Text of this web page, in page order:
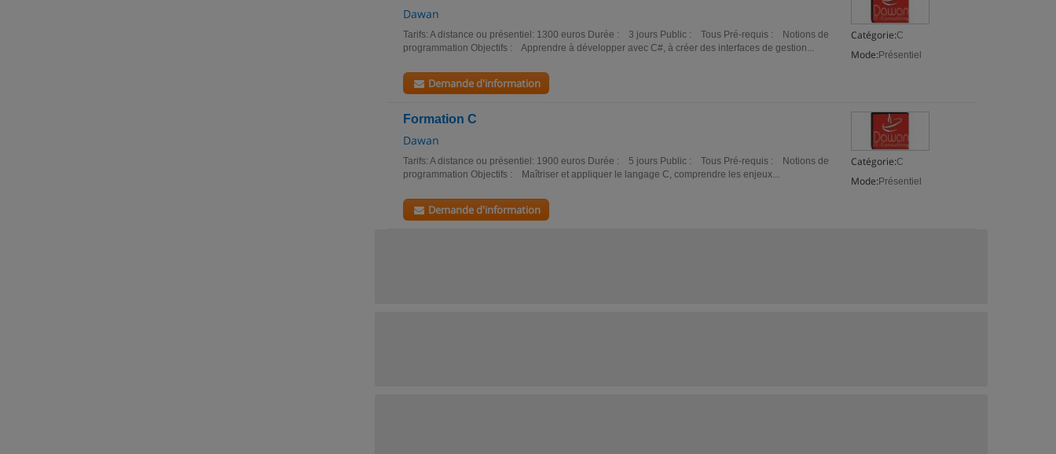
Dawan
Catégorie:C
Mode: Présentiel
Tarifs: A distance ou présentiel: 1300 euros Durée : 3 jours Public : Tous Pré-requis : Notions de
programmation Objectifs : Apprendre à développer avec C#, à créer des interfaces de gestion...
Demande d'information
Formation C
Dawan
Catégorie:C
Mode: Présentiel
Tarifs: A distance ou présentiel: 1900 euros Durée : 5 jours Public : Tous Pré-requis : Notions de
programmation Objectifs : Maîtriser et appliquer le langage C, comprendre les enjeux...
Demande d'information